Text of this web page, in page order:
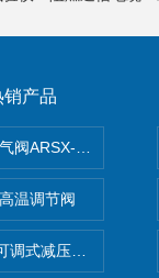
销产品
阀ARSX-0015/
温调节阀
调式减压阀（减压稳